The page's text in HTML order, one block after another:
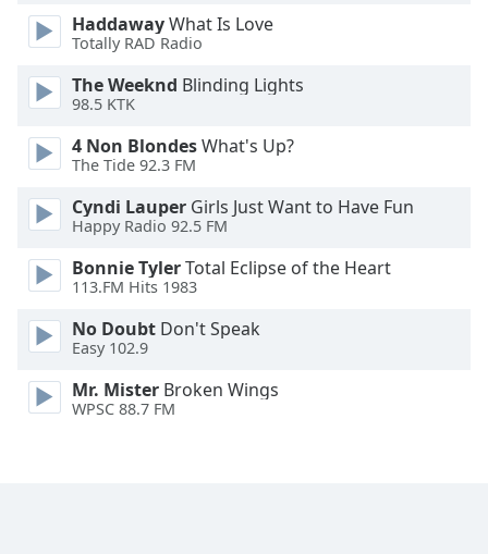
Close
Modal
Dialog
End
window.
HaddawayWhat Is Love
Totally RAD Radio
The Weeknd Blinding Lights
98.5 KTK
4 Non BlondesWhat's Up?
The Tide 92.3 FM
Cyndi Lauper Girls Just Want to Have Fun
Happy Radio 92.5 FM
Bonnie TylerTotal Eclipse of the Heart
113.FM Hits 1983
No Doubt Don't Speak
Easy 102.9
Mr. Mister Broken Wings
WPSC 88.7 FM